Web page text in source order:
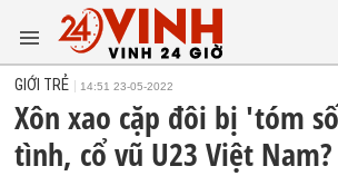
GIỚI TRẺ 14:51 23-05-2022
Xôn xao cặp đôi bị 'tóm
tình, cổ vũ U23 Việt Nam?